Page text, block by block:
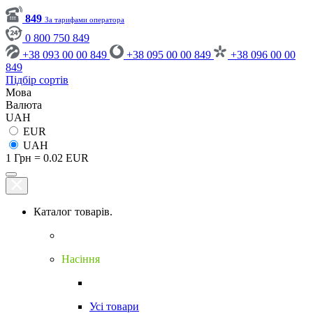
849 За тарифами оператора
0 800 750 849
+38 093 00 00 849
+38 095 00 00 849
+38 096 00 00
849
Підбір сортів
Мова
Валюта
UAH
EUR
UAH
1 Грн = 0.02 EUR
Каталог товарів.
Насіння
Усі товари